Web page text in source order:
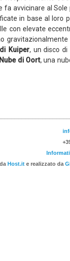
avvicinare al
in base al loro
con elevate
gravitazionalmente
Kuiper, un disco
Nube di Oort, una
Host.it e realizzato da